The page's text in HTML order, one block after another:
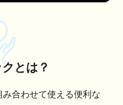
とは？
合わせて使える便利な